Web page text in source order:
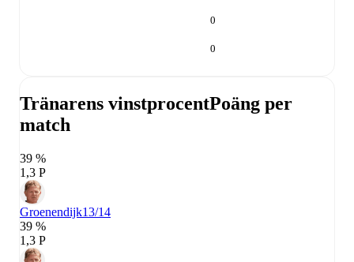
0
0
Tränarens vinstprocentPoäng per
match
39 %
1,3 P
Groenendijk13/14
39 %
1,3 P